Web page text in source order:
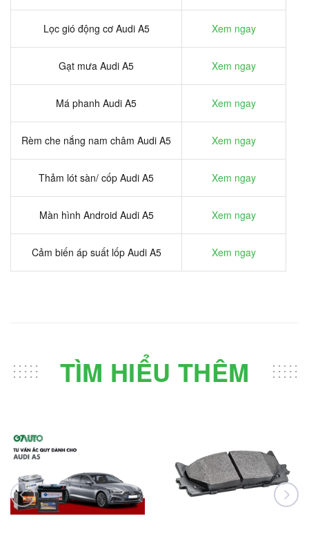
Lọc gió động cơ Audi A5 Xem ngay
Gạt mưa Audi A5 Xem ngay
Má phanh Audi A5 Xem ngay
Rèm che nắng nam châm Audi A5 Xem ngay
Thảm lót sàn/ cốp Audi A5 Xem ngay
Màn hình Android Audi A5 Xem ngay
Cảm biến áp suất lốp Audi A5 Xem ngay
TÌM HIỂU THÊM